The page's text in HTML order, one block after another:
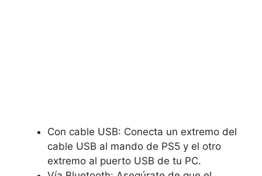
Con cable USB: Conecta un extremo del
cable USB al mando de PS5 y el otro
extremo al puerto USB de tu PC.